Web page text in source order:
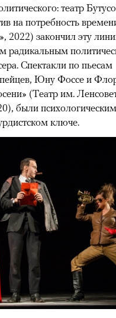
театр
на потребность
2022) закончил эту
радикальным
Спектакли по пьесам
Юну Фоссе и
(Театр им.
были
ключе.